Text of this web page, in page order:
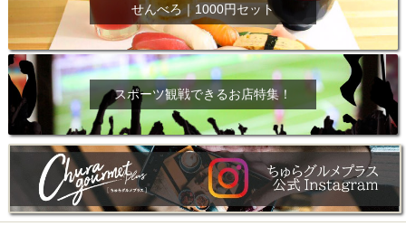
せんべろ｜1000円セット
スポーツ観戦できるお店特集！